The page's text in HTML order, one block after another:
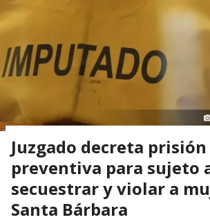
Juzgado decreta prisión
preventiva para sujeto
secuestrar y violar a
Santa Bárbara